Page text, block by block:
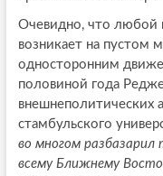
Очевидно, что любой
возникает на пустом
односторонним
половиной года
внешнеполитических
стамбульского
во многом разбазарил
всему Ближнему